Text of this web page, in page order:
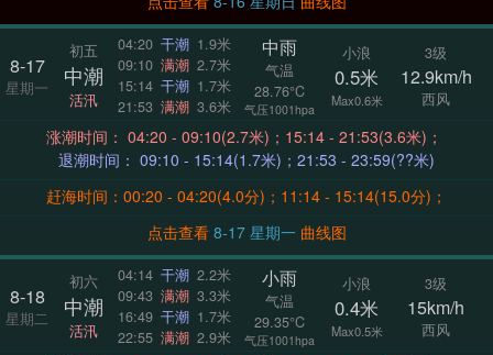
8-17
星期一
初五
中潮
活汛
04:20 干潮 1.9米
09:10 满潮 2.7米
15:14 干潮 1.7米
21:53 满潮 3.6米
中雨
气温
28.76°C
气压1001hpa
小浪
0.5米
Max0.6米
3级
12.9km/h
西风
涨潮时间： 04:20 - 09:10(2.7米)；15:14 - 21:53(3.6米)；
退潮时间： 09:10 - 15:14(1.7米)；21:53 - 23:59(??米)
赶海时间：00:20 - 04:20(4.0分)；11:14 - 15:14(15.0分)；
点击查看
8-17 星期一 曲线图
8-18
星期二
初六
中潮
活汛
04:14 干潮 2.2米
09:43 满潮 3.3米
16:49 干潮 1.7米
22:55 满潮 2.9米
小雨
气温
29.35°C
气压1001hpa
小浪
0.4米
Max0.5米
3级
15km/h
西风